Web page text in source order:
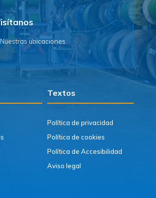
ubicaciones
Textos
Política de privacidad
Política de cookies
Política de Accesibilidad
Aviso legal